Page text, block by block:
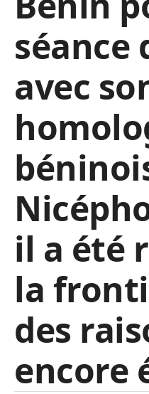
séance
avec
il a été
la
des
encore